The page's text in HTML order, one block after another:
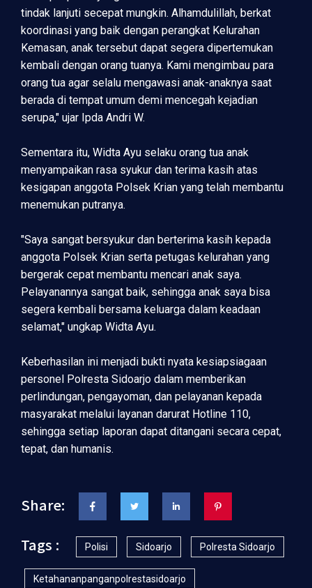
tindak lanjuti secepat mungkin. Alhamdulillah, berkat
koordinasi yang baik dengan perangkat Kelurahan
Kemasan, anak tersebut dapat segera dipertemukan
kembali dengan orang tuanya. Kami mengimbau para
orang tua agar selalu mengawasi anak-anaknya saat
berada di tempat umum demi mencegah kejadian
serupa," ujar Ipda Andri W.
Sementara itu, Widta Ayu selaku orang tua anak
menyampaikan rasa syukur dan terima kasih atas
kesigapan anggota Polsek Krian yang telah membantu
menemukan putranya.
"Saya sangat bersyukur dan berterima kasih kepada
anggota Polsek Krian serta petugas kelurahan yang
bergerak cepat membantu mencari anak saya.
Pelayanannya sangat baik, sehingga anak saya bisa
segera kembali bersama keluarga dalam keadaan
selamat," ungkap Widta Ayu.
Keberhasilan ini menjadi bukti nyata kesiapsiagaan
personel Polresta Sidoarjo dalam memberikan
perlindungan, pengayoman, dan pelayanan kepada
masyarakat melalui layanan darurat Hotline 110,
sehingga setiap laporan dapat ditangani secara cepat,
tepat, dan humanis.
Share:
Tags :
Polisi Sidoarjo Polresta Sidoarjo
Ketahananpanganpolrestasidoarjo